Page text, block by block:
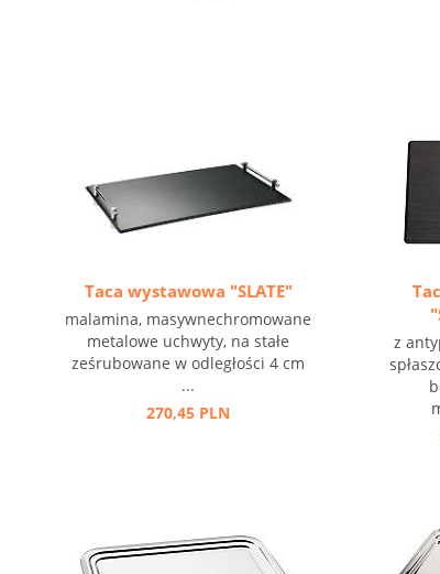
Taca wystawowa "SLATE"
malamina, masywnechromowane
metalowe uchwyty, na stałe
ześrubowane w odległości 4 cm
...
270,45 PLN
z